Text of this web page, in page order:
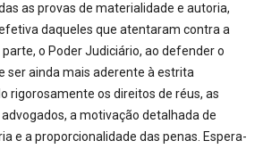
as provas de materialidade e autoria,
daqueles que atentaram contra a
o Poder Judiciário, ao defender o
ser ainda mais aderente à estrita
rigorosamente os direitos de réus, as
a motivação detalhada de
e a proporcionalidade das penas. Espera-